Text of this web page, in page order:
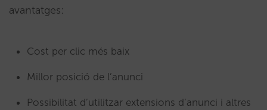
avantatges:
Cost per clic més baix
Millor posició de l’anunci
Possibilitat d’utilitzar extensions d’anunci i altres